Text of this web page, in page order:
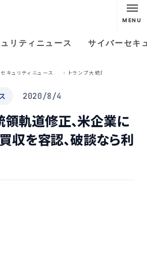
MENU
リティニュース サイバーセキ
セキュリティニュース
2020/8/4
領軌道修正、米企業に
収を容認、破談なら利